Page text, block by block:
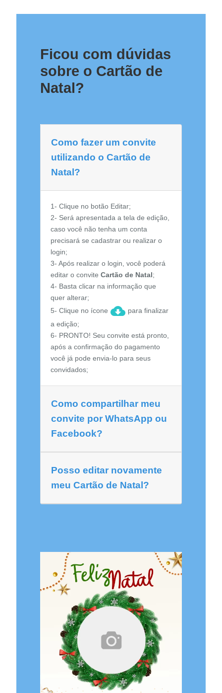
Ficou com dúvidas
sobre o Cartão de
Natal?
Como fazer um convite
utilizando o Cartão de
Natal?
1- Clique no botão Editar;
2- Será apresentada a tela de edição,
caso você não tenha um conta
precisará se cadastrar ou realizar o
login;
3- Após realizar o login, você poderá
editar o convite Cartão de Natal;
4- Basta clicar na informação que
quer alterar;
5- Clique no ícone
para finalizar
a edição;
6- PRONTO! Seu convite está pronto,
após a confirmação do pagamento
você já pode envia-lo para seus
convidados;
Como compartilhar meu
convite por WhatsApp ou
Facebook?
Posso editar novamente
meu Cartão de Natal?